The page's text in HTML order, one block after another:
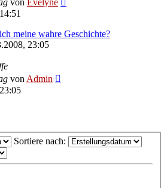
meine wahre Geschichte?
23:05
von Admin
Sortiere nach: